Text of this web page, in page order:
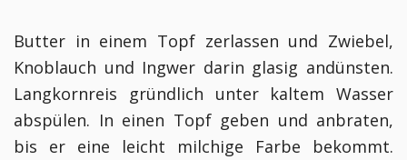
Butter in einem Topf zerlassen und Zwiebel,
Knoblauch und Ingwer darin glasig andünsten.
Langkornreis gründlich unter kaltem Wasser
abspülen. In einen Topf geben und anbraten,
bis er eine leicht milchige Farbe bekommt.